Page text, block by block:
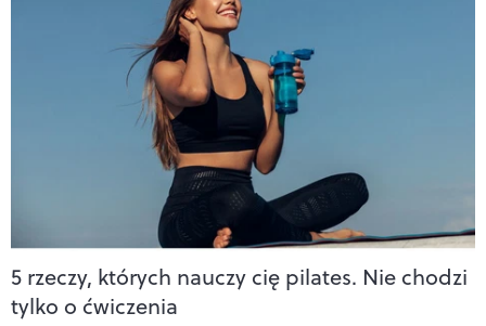
5 rzeczy, których nauczy cię pilates. Nie chodzi
tylko o ćwiczenia